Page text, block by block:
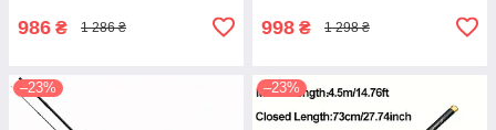
986 ₴ 1 286 ₴ 998 ₴ 1 298 ₴
–23% –23%